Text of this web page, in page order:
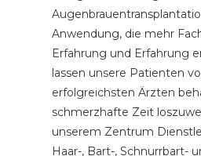
Anwendung, die mehr
Erfahrung und Erfahrung
lassen unsere Patienten
erfolgreichsten Ärzten
schmerzhafte Zeit
unserem Zentrum
Haar-, Bart-, Schnurrbart-